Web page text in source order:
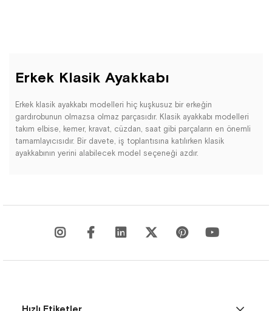
Erkek Klasik Ayakkabı
Erkek klasik ayakkabı modelleri hiç kuşkusuz bir erkeğin
gardırobunun olmazsa olmaz parçasıdır. Klasik ayakkabı modelleri
takım elbise, kemer, kravat, cüzdan, saat gibi parçaların en önemli
tamamlayıcısıdır. Bir davete, iş toplantısına katılırken klasik
ayakkabının yerini alabilecek model seçeneği azdır.
rahatlığı ve sağlığı büyük önem taşıyor. Bu yüzden; ayakkabı
oluşuna, renk seçeneklerine ve modeline bakarken ayakkabının
ayağımızdaki rahatlığına da bakılması gerekmektedir. Şıklığınızdan
Hızlı Etiketler